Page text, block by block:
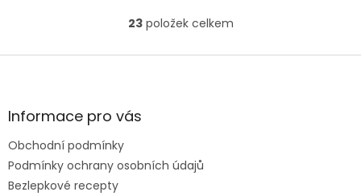
O
l
r
23položek celkem
Z
aInformace pro vás
Obchodní podmínky
Podmínky ochrany osobních údajů
Bezlepkové recepty